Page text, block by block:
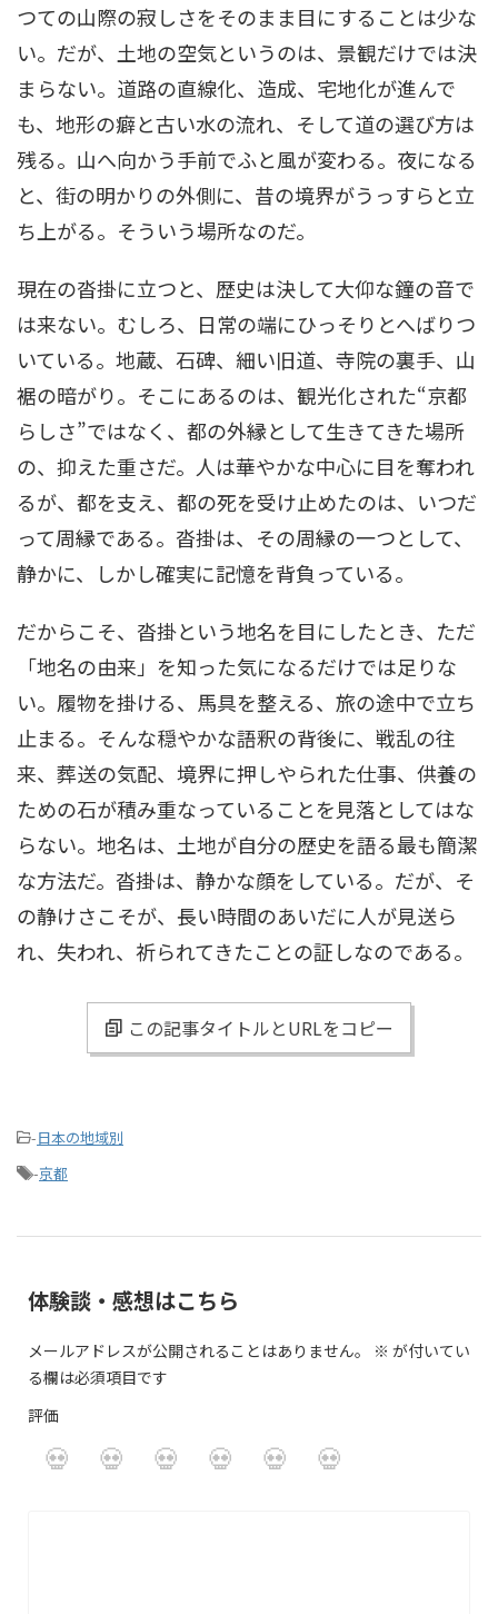
つての山際の寂しさをそのまま目にすることは少な
い。だが、土地の空気というのは、景観だけでは決
まらない。道路の直線化、造成、宅地化が進んで
も、地形の癖と古い水の流れ、そして道の選び方は
残る。山へ向かう手前でふと風が変わる。夜になる
と、街の明かりの外側に、昔の境界がうっすらと立
ち上がる。そういう場所なのだ。
現在の沓掛に立つと、歴史は決して大仰な鐘の音で
は来ない。むしろ、日常の端にひっそりとへばりつ
いている。地蔵、石碑、細い旧道、寺院の裏手、山
裾の暗がり。そこにあるのは、観光化された“京都
らしさ”ではなく、都の外縁として生きてきた場所
の、抑えた重さだ。人は華やかな中心に目を奪われ
るが、都を支え、都の死を受け止めたのは、いつだ
って周縁である。沓掛は、その周縁の一つとして、
静かに、しかし確実に記憶を背負っている。
だからこそ、沓掛という地名を目にしたとき、ただ
「地名の由来」を知った気になるだけでは足りな
い。履物を掛ける、馬具を整える、旅の途中で立ち
止まる。そんな穏やかな語釈の背後に、戦乱の往
来、葬送の気配、境界に押しやられた仕事、供養の
ための石が積み重なっていることを見落としてはな
らない。地名は、土地が自分の歴史を語る最も簡潔
な方法だ。沓掛は、静かな顔をしている。だが、そ
の静けさこそが、長い時間のあいだに人が見送ら
れ、失われ、祈られてきたことの証しなのである。
この記事タイトルとURLをコピー
-日本の地域別
-京都
体験談・感想はこちら
メールアドレスが公開されることはありません。 ※ が付いてい
る欄は必須項目です
評価